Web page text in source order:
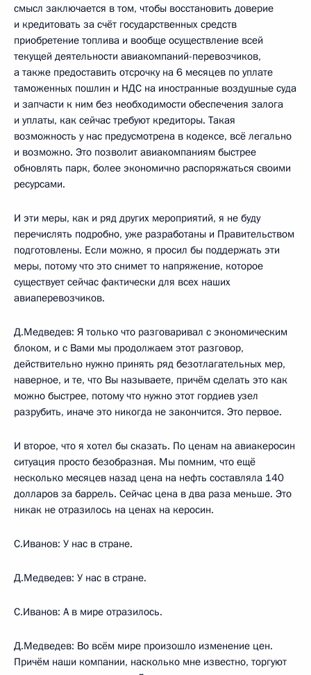
смысл заключается в том, чтобы восстановить доверие
и кредитовать за счёт государственных средств
приобретение топлива и вообще осуществление всей
текущей деятельности авиакомпаний-перевозчиков,
а также предоставить отсрочку на 6 месяцев по уплате
таможенных пошлин и НДС на иностранные воздушные суда
и запчасти к ним без необходимости обеспечения залога
и уплаты, как сейчас требуют кредиторы. Такая
возможность у нас предусмотрена в кодексе, всё легально
и возможно. Это позволит авиакомпаниям быстрее
обновлять парк, более экономично распоряжаться своими
ресурсами.
И эти меры, как и ряд других мероприятий, я не буду
перечислять подробно, уже разработаны и Правительством
подготовлены. Если можно, я просил бы поддержать эти
меры, потому что это снимет то напряжение, которое
существует сейчас фактически для всех наших
авиаперевозчиков.
Д.Медведев: Я только что разговаривал с экономическим
блоком, и с Вами мы продолжаем этот разговор,
действительно нужно принять ряд безотлагательных мер,
наверное, и те, что Вы называете, причём сделать это как
можно быстрее, потому что нужно этот гордиев узел
разрубить, иначе это никогда не закончится. Это первое.
И второе, что я хотел бы сказать. По ценам на авиакеросин
ситуация просто безобразная. Мы помним, что ещё
несколько месяцев назад цена на нефть составляла 140
долларов за баррель. Сейчас цена в два раза меньше. Это
никак не отразилось на ценах на керосин.
С.Иванов: У нас в стране.
Д.Медведев: У нас в стране.
С.Иванов: А в мире отразилось.
Д.Медведев: Во всём мире произошло изменение цен.
Причём наши компании, насколько мне известно, торгуют